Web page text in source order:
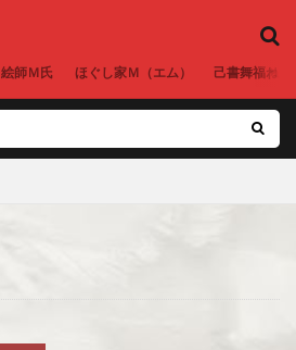
絵師Ｍ氏 ほぐし家Ｍ（エム） 己書舞福ねが